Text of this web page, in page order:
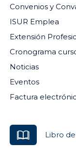
Convenios y
ISUR Emplea
Extensión
Cronograma
Noticias
Eventos
Factura
Libro